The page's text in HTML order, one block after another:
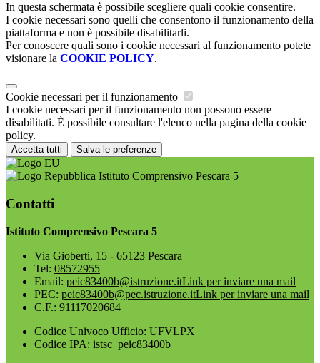
In questa schermata è possibile scegliere quali cookie consentire.
I cookie necessari sono quelli che consentono il funzionamento della
piattaforma e non è possibile disabilitarli.
Per conoscere quali sono i cookie necessari al funzionamento potete
visionare la COOKIE POLICY.
Cookie necessari per il funzionamento
I cookie necessari per il funzionamento non possono essere
disabilitati. È possibile consultare l'elenco nella pagina della cookie
policy.
Accetta tutti Salva le preferenze
Istituto Comprensivo Pescara 5
Contatti
Istituto Comprensivo Pescara 5
Via Gioberti, 15 - 65123 Pescara
Tel: 08572955
Email: peic83400b@istruzione.itLink per inviare una mail
PEC: peic83400b@pec.istruzione.itLink per inviare una mail
C.F.: 91117020684
Codice Univoco Ufficio: UFVLPX
Codice IPA: istsc_peic83400b